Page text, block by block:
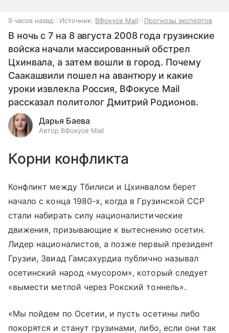
9 часов назад Источник: ВФокусе Mail Прогнозы экспертов
В ночь с 7 на 8 августа 2008 года грузинские
войска начали массированный обстрел
Цхинвала, а затем вошли в город. Почему
Саакашвили пошел на авантюру и какие
уроки извлекла Россия, ВФокусе Mail
рассказал политолог Дмитрий Родионов.
Дарья Баева
Автор ВФокусе Mail
Корни конфликта
Конфликт между Тбилиси и Цхинвалом берет
начало с конца 1980-х, когда в Грузинской ССР
стали набирать силу националистические
движения, призывающие к вытеснению осетин.
Лидер националистов, а позже первый президент
Грузии, Звиад Гамсахурдиа публично называл
осетинский народ «мусором», который следует
«вымести метлой через Рокский тоннель».
«Мы пойдем по Осетии, и пусть осетины либо
покорятся и станут грузинами, либо, если они так